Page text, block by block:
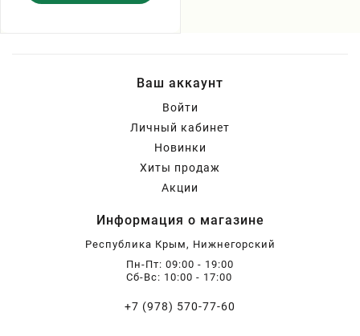
Ваш аккаунт
Войти
Личный кабинет
Новинки
Хиты продаж
Акции
Информация о магазине
Республика Крым, Нижнегорский
Пн-Пт: 09:00 - 19:00
Сб-Вс: 10:00 - 17:00
+7 (978) 570-77-60